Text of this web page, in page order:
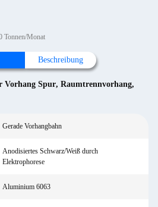
Tonnen/Monat
Beschreibung
Vorhang Spur, Raumtrennvorhang,
Gerade Vorhangbahn
Anodisiertes Schwarz/Weiß durch
Elektrophorese
Aluminium 6063